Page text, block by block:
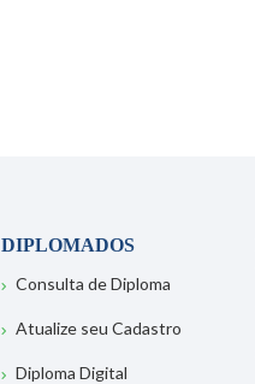
DIPLOMADOS
Consulta de Diploma
Atualize seu Cadastro
Diploma Digital